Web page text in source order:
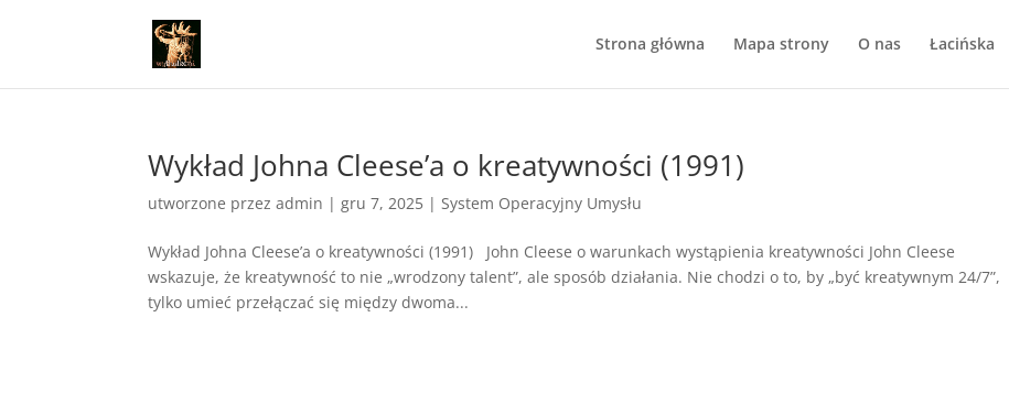
Strona główna Mapa strony O nas Łacińska
Wykład Johna Cleese’a o kreatywności (1991)
utworzone przezadmin |gru 7, 2025 |System Operacyjny Umysłu
Wykład Johna Cleese’a o kreatywności (1991) John Cleese o warunkach wystąpienia kreatywności John Cleese
wskazuje, że kreatywność to nie „wrodzony talent”, ale sposób działania. Nie chodzi o to, by „być kreatywnym 24/7”,
tylko umieć przełączać się między dwoma...